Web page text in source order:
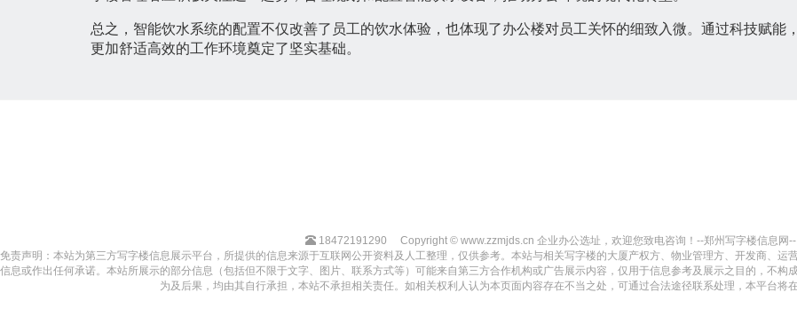
总之，智能饮水系统的配置不仅改善了员工的饮水体验，也体现了办公楼对员工关怀的细致入微。通过科技赋能
更加舒适高效的工作环境奠定了坚实基础。
18472191290
Copyright © www.zzmjds.cn 企业办公选址，欢迎您致电咨询！--郑州写字楼信息网
免责声明：本站为第三方写字楼信息展示平台，所提供的信息来源于互联网公开资料及人工整理，仅供参考。本站与相关写字楼的大厦产权方、物业管理方、开发商、
信息或作出任何承诺。本站所展示的部分信息（包括但不限于文字、图片、联系方式等）可能来自第三方合作机构或广告展示内容，仅用于信息参考及展示之目的，不
为及后果，均由其自行承担，本站不承担相关责任。如相关权利人认为本页面内容存在不当之处，可通过合法途径联系处理，本平台将